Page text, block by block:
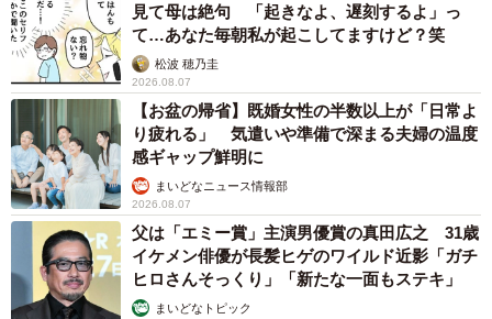
見て母は絶句 「起きなよ、遅刻するよ」っ
て…あなた毎朝私が起こしてますけど？笑
松波 穂乃圭
2026.08.07
【お盆の帰省】既婚女性の半数以上が「日常よ
り疲れる」 気遣いや準備で深まる夫婦の温度
感ギャップ鮮明に
まいどなニュース情報部
2026.08.07
父は「エミー賞」主演男優賞の真田広之 31歳
イケメン俳優が長髪ヒゲのワイルド近影「ガチ
ヒロさんそっくり」「新たな一面もステキ」
まいどなトピック